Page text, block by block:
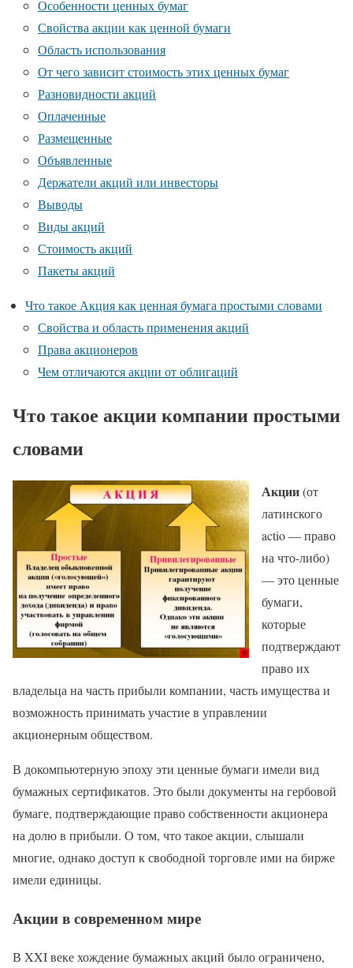
Особенности ценных бумаг
Свойства акции как ценной бумаги
Область использования
От чего зависит стоимость этих ценных бумаг
Разновидности акций
Оплаченные
Размещенные
Объявленные
Держатели акций или инвесторы
Выводы
Виды акций
Стоимость акций
Пакеты акций
Что такое Акция как ценная бумага простыми словами
Свойства и область применения акций
Права акционеров
Чем отличаются акции от облигаций
Что такое акции компании простыми
словами
Акции(от
латинского
actio — право
на что-либо)
— это ценные
бумаги,
которые
подтверждают
право их
владельца на часть прибыли компании, часть имущества и
возможность принимать участие в управлении
акционерным обществом.
В докомпьютерную эпоху эти ценные бумаги имели вид
бумажных сертификатов. Это были документы на гербовой
бумаге, подтверждающие право собственности акционера
на долю в прибыли. О том, что такое акции, слышали
многие, однако доступ к свободной торговле ими на бирже
имели единицы.
Акции в современном мире
В XXI веке хождение бумажных акций было ограничено,